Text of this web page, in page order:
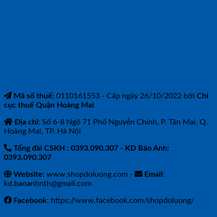
Mã số thuế: 0110161553 - Cấp ngày 26/10/2022 bởi Chi
cục thuế Quận Hoàng Mai
Địa chỉ: Số 6-8 Ngõ 71 Phố Nguyễn Chính, P. Tân Mai, Q.
Hoàng Mai, TP. Hà Nội
Tổng đài CSKH : 0393.090.307 - KD Bảo Anh:
0393.090.307
Website: www.shopdoluong.com -
Email:
kd.baoanhnth@gmail.com
Facebook: https://www.facebook.com/shopdoluong/